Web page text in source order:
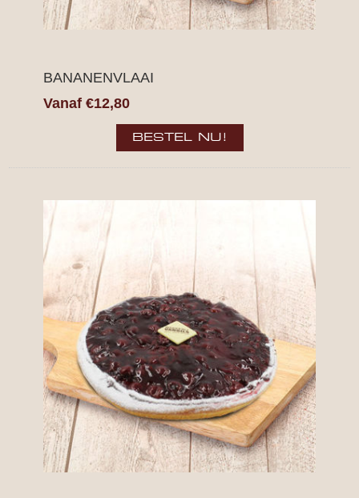
BANANENVLAAI
Vanaf €12,80